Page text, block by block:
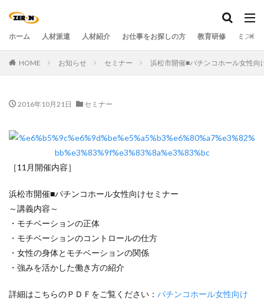
ホーム 人材派遣 人材紹介 お仕事をお探しの方 教育研修 ミステ
HOME お知らせ セミナー 浜松市開催■パチンコホール女性向
2016年10月21日 セミナー
［11月開催内容］
浜松市開催■パチンコホール女性向けセミナー
～講義内容～
・モチベーションの正体
・モチベーションのコントロールの仕方
・女性の身体とモチベーションの関係
・強みを活かした働き方の紹介
詳細はこちらのＰＤＦをご覧ください： パチンコホール女性向け